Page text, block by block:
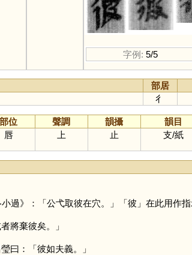
字例: 5/5
部居
彳
部位 聲調 韻攝 韻目
唇 上 止 支/紙
過》：「公弋取彼在穴。」「彼 」在此用作
將棄彼矣。」
曰：「彼如夫義。」